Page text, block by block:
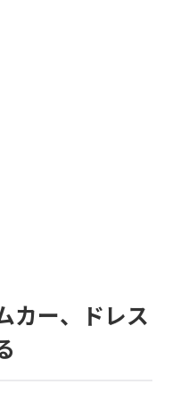
カー、ドレス